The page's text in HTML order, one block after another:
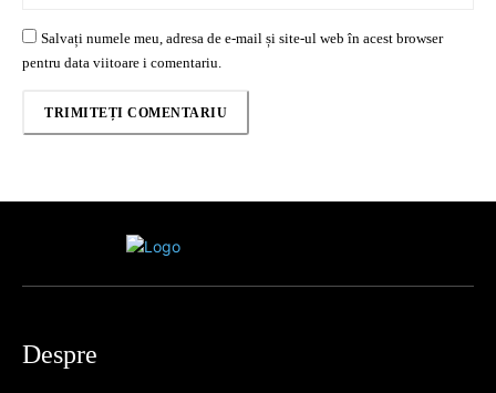
Salvați numele meu, adresa de e-mail și site-ul web în acest browser
pentru data viitoare i comentariu.
Despre